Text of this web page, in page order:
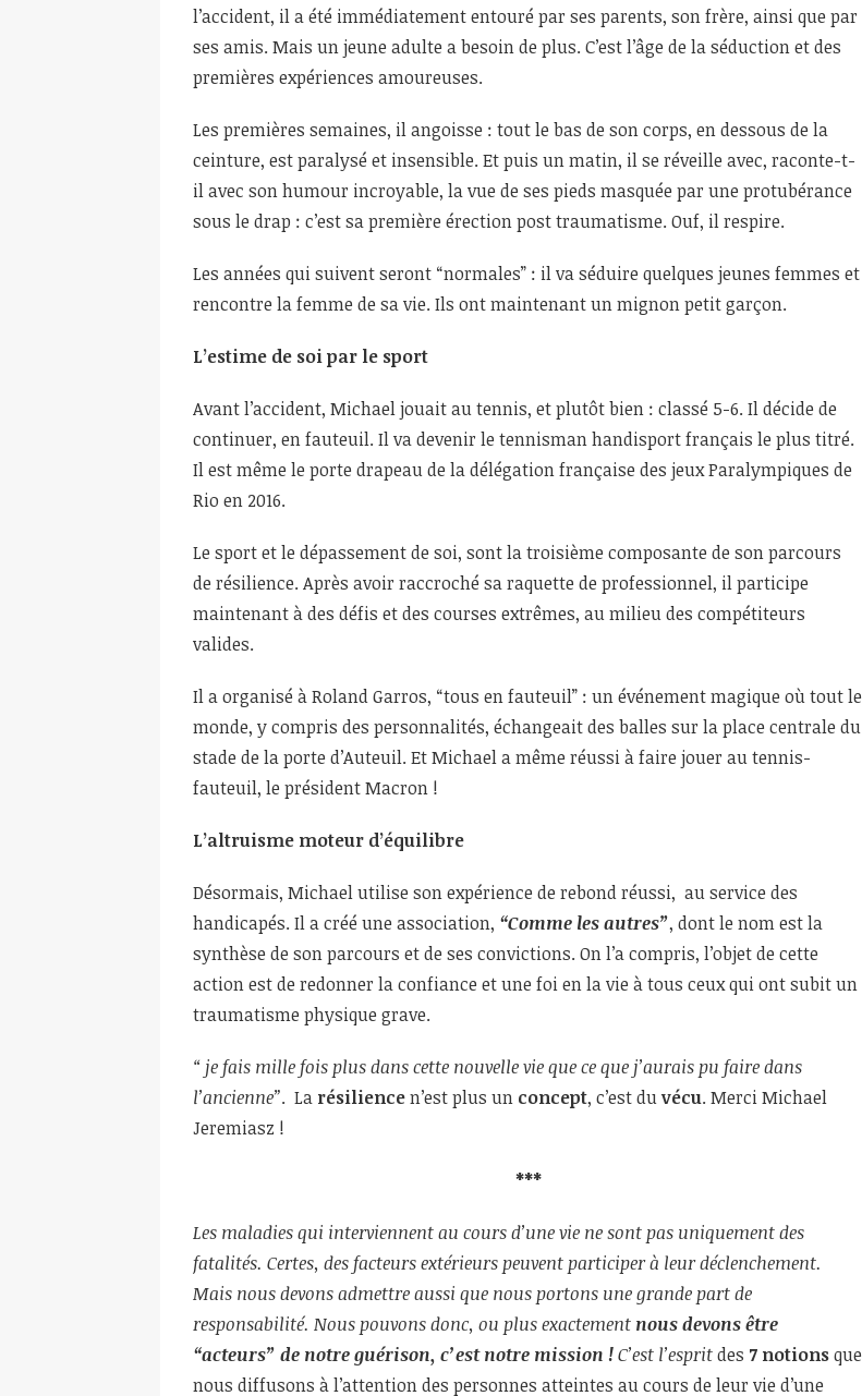
l’accident, il a été immédiatement entouré par ses parents, son frère, ainsi que par
ses amis. Mais un jeune adulte a besoin de plus. C’est l’âge de la séduction et des
premières expériences amoureuses.
Les premières semaines, il angoisse : tout le bas de son corps, en dessous de la
ceinture, est paralysé et insensible. Et puis un matin, il se réveille avec, raconte-t-
il avec son humour incroyable, la vue de ses pieds masquée par une protubérance
sous le drap : c’est sa première érection post traumatisme. Ouf, il respire.
Les années qui suivent seront “normales” : il va séduire quelques jeunes femmes et
rencontre la femme de sa vie. Ils ont maintenant un mignon petit garçon.
L’estime de soi par le sport
Avant l’accident, Michael jouait au tennis, et plutôt bien : classé 5-6. Il décide de
continuer, en fauteuil. Il va devenir le tennisman handisport français le plus titré.
Il est même le porte drapeau de la délégation française des jeux Paralympiques de
Rio en 2016.
Le sport et le dépassement de soi, sont la troisième composante de son parcours
de résilience. Après avoir raccroché sa raquette de professionnel, il participe
maintenant à des défis et des courses extrêmes, au milieu des compétiteurs
valides.
Il a organisé à Roland Garros, “tous en fauteuil” : un événement magique où tout le
monde, y compris des personnalités, échangeait des balles sur la place centrale du
stade de la porte d’Auteuil. Et Michael a même réussi à faire jouer au tennis-
fauteuil, le président Macron !
L’altruisme moteur d’équilibre
Désormais, Michael utilise son expérience de rebond réussi, au service des
handicapés. Il a créé une association, “Comme les autres”, dont le nom est la
synthèse de son parcours et de ses convictions. On l’a compris, l’objet de cette
action est de redonner la confiance et une foi en la vie à tous ceux qui ont subit un
traumatisme physique grave.
“ je fais mille fois plus dans cette nouvelle vie que ce que j’aurais pu faire dans
l’ancienne”. La résiliencen’est plus un concept, c’est duvécu. Merci Michael
Jeremiasz !
***
Les maladies qui interviennent au cours d’une vie ne sont pas uniquement des
fatalités. Certes, des facteurs extérieurs peuvent participer à leur déclenchement.
Mais nous devons admettre aussi que nous portons une grande part de
responsabilité. Nous pouvons donc, ou plus exactement nous devons être
“acteurs” de notre guérison, c’est notre mission !C’est l’espritdes 7 notionsque
nous diffusons à l’attention des personnes atteintes au cours de leur vie d’une